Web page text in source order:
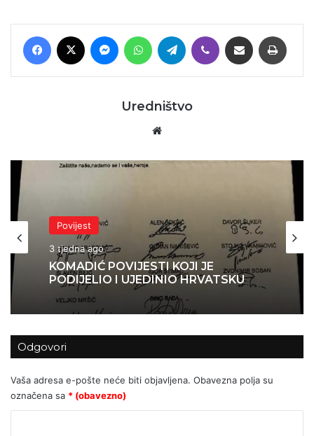
Facebook MessengerWhatsAppTelegram Viber Podijeli putem E-maila
Uredništvo
Povijest
3 tjedna ago
KOMADIĆ POVIJESTI KOJI JE
PODIJELIO I UJEDINIO HRVATSKU
Odgovori
Vaša adresa e-pošte neće biti objavljena. Obavezna polja su
označena sa * (obavezno)